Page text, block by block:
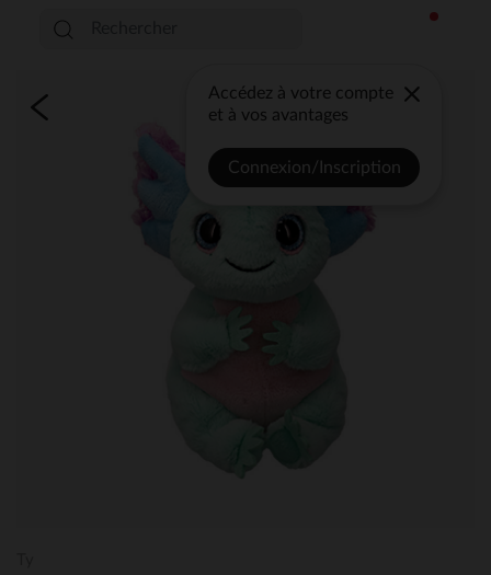
Accédez à votre compte
et à vos avantages
Connexion/Inscription